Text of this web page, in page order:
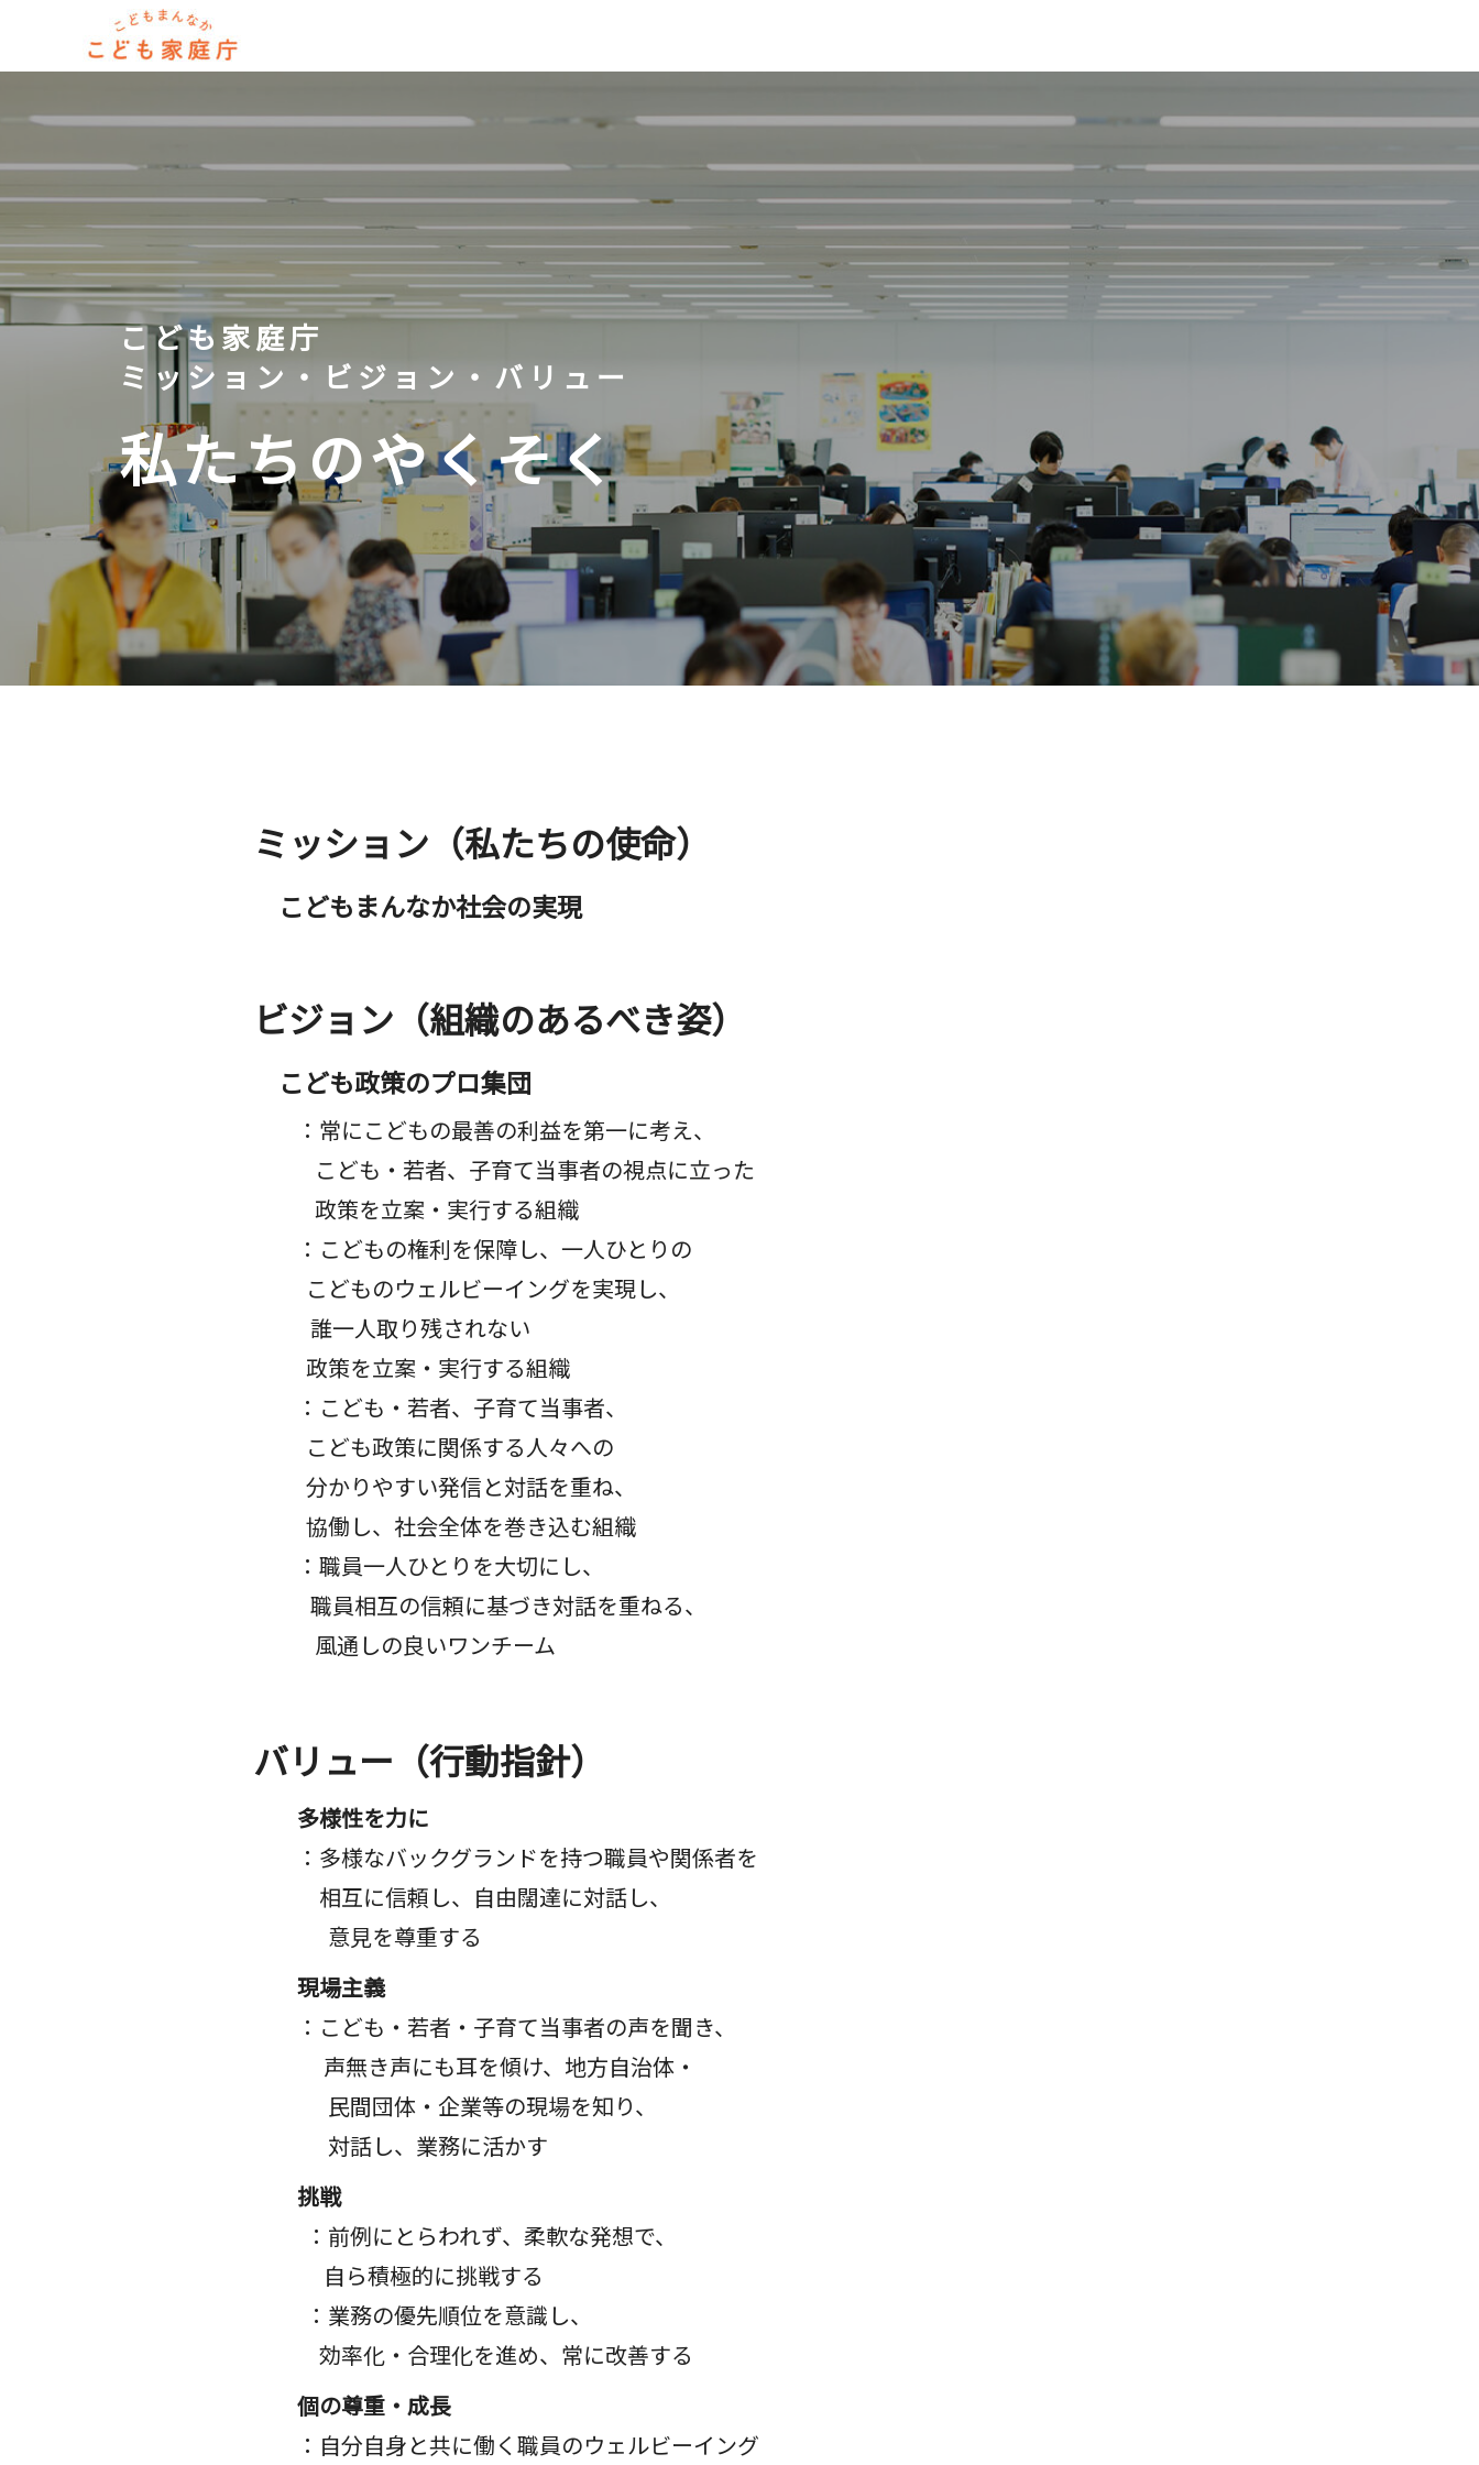
こども家庭庁
ミッション・ビジョン・バリュー
私たちのやくそく
ミッション（私たちの使命）​
こどもまんなか社会の実現
ビジョン（組織のあるべき姿）
こども政策のプロ集団
：常にこどもの最善の利益を第一に考え、
こども・若者、子育て当事者の視点に立った
政策を立案・実行する組織
：こどもの権利を保障し、一人ひとりの
こどものウェルビーイングを実現し、
​誰一人取り残されない
政策を立案・実行する組織
：こども・若者、子育て当事者、
こども政策に関係する人々への
分かりやすい発信と対話を重ね、
協働し、​社会全体を巻き込む組織
：職員一人ひとりを大切にし、
職員相互の信頼に基づき対話を重ねる、
風通しの良いワンチーム
バリュー（行動指針）
多様性を力に
：多様なバックグランドを持つ職員や関係者を
相互に信頼し、自由闊達に対話し、
意見を尊重する​
現場主義
：こども・若者・子育て当事者の声を聞き、
声無き声にも耳を傾け、地方自治体・
民間団体・企業等の現場を知り、
対話し、業務に活かす​
挑戦
：前例にとらわれず、柔軟な発想で、
自ら積極的に挑戦する​
：業務の優先順位を意識し、
効率化・合理化を進め、常に改善する
個の尊重・成長
：自分自身と共に働く職員のウェルビーイング